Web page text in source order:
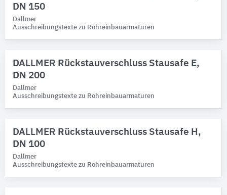
DN 150
Dallmer
Ausschreibungstexte zu Rohreinbauarmaturen
DALLMER Rückstauverschluss Stausafe E,
DN 200
Dallmer
Ausschreibungstexte zu Rohreinbauarmaturen
DALLMER Rückstauverschluss Stausafe H,
DN 100
Dallmer
Ausschreibungstexte zu Rohreinbauarmaturen